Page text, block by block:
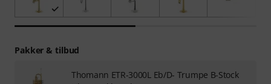
Pakker & tilbud
Thomann ETR-3000L Eb/D- Trumpe B-Stock